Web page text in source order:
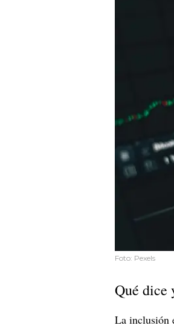
Foto: Pexels
Qué dice
La inclusión